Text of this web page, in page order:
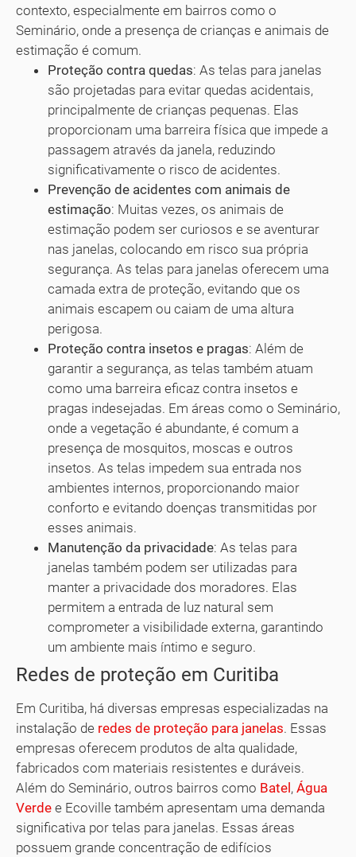
contexto, especialmente em bairros como o
Seminário, onde a presença de crianças e animais de
estimação é comum.
Proteção contra quedas: As telas para janelas
são projetadas para evitar quedas acidentais,
principalmente de crianças pequenas. Elas
proporcionam uma barreira física que impede a
passagem através da janela, reduzindo
significativamente o risco de acidentes.
Prevenção de acidentes com animais de
estimação: Muitas vezes, os animais de
estimação podem ser curiosos e se aventurar
nas janelas, colocando em risco sua própria
segurança. As telas para janelas oferecem uma
camada extra de proteção, evitando que os
animais escapem ou caiam de uma altura
perigosa.
Proteção contra insetos e pragas: Além de
garantir a segurança, as telas também atuam
como uma barreira eficaz contra insetos e
pragas indesejadas. Em áreas como o Seminário,
onde a vegetação é abundante, é comum a
presença de mosquitos, moscas e outros
insetos. As telas impedem sua entrada nos
ambientes internos, proporcionando maior
conforto e evitando doenças transmitidas por
esses animais.
Manutenção da privacidade: As telas para
janelas também podem ser utilizadas para
manter a privacidade dos moradores. Elas
permitem a entrada de luz natural sem
comprometer a visibilidade externa, garantindo
um ambiente mais íntimo e seguro.
Redes de proteção em Curitiba
Em Curitiba, há diversas empresas especializadas na
instalação de redes de proteção para janelas. Essas
empresas oferecem produtos de alta qualidade,
fabricados com materiais resistentes e duráveis.
Além do Seminário, outros bairros como Batel , Água
Verde e Ecoville também apresentam uma demanda
significativa por telas para janelas. Essas áreas
possuem grande concentração de edifícios